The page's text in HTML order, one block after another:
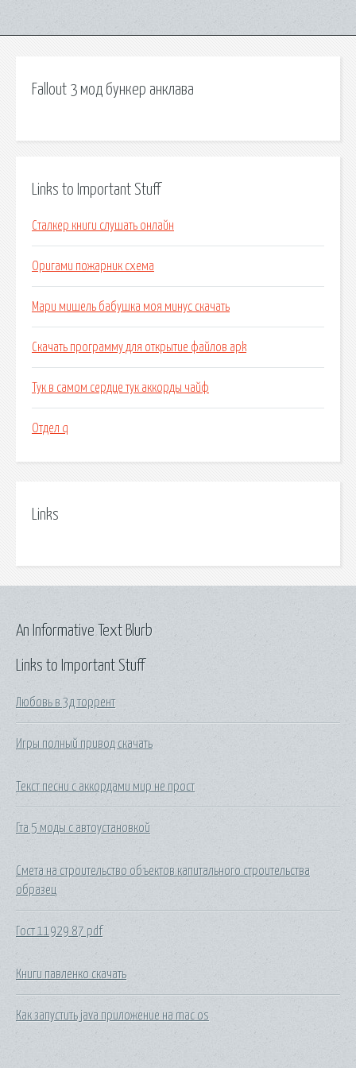
Fallout 3 мод бункер анклава
Links to Important Stuff
Сталкер книги слушать онлайн
Оригами пожарник схема
Мари мишель бабушка моя минус скачать
Скачать программу для открытие файлов apk
Тук в самом сердце тук аккорды чайф
Отдел q
Links
Links to Important Stuff
Любовь в 3д торрент
Игры полный привод скачать
Текст песни с аккордами мир не прост
Гта 5 моды с автоустановкой
Смета на строительство объектов капитального строительства
образец
Гост 11929 87 pdf
Книги павленко скачать
Как запустить java приложение на mac os
An Informative Text Blurb